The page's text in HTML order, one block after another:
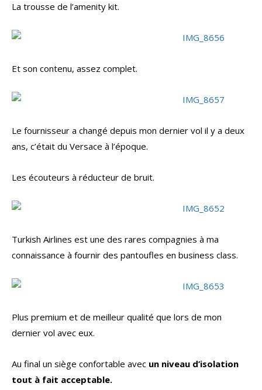
La trousse de l’amenity kit.
Et son contenu, assez complet.
Le fournisseur a changé depuis mon dernier vol il y a deux
ans, c’était du Versace à l’époque.
Les écouteurs à réducteur de bruit.
Turkish Airlines est une des rares compagnies à ma
connaissance à fournir des pantoufles en business class.
Plus premium et de meilleur qualité que lors de mon
dernier vol avec eux.
Au final un siège confortable avec un niveau d’isolation
tout à fait acceptable.